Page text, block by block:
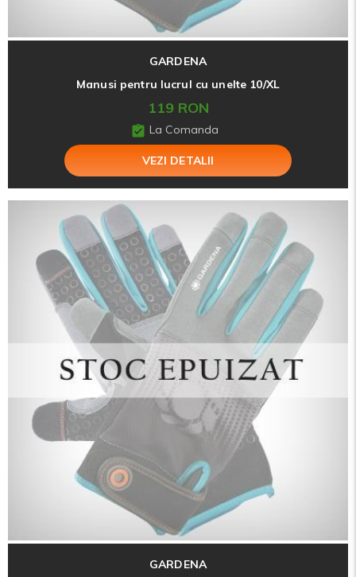
GARDENA
Manusi pentru lucrul cu unelte 10/XL
119 RON
La Comanda
VEZI DETALII
GARDENA